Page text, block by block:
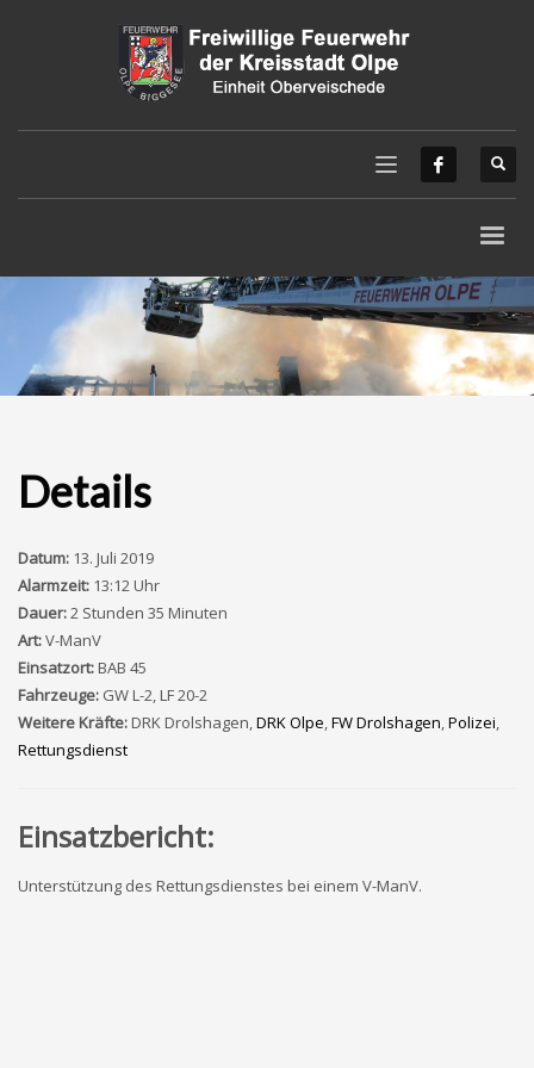
Details
Datum: 13. Juli 2019
Alarmzeit: 13:12 Uhr
Dauer:2 Stunden 35 Minuten
Art:V-ManV
Einsatzort:BAB 45
Fahrzeuge: GW L-2, LF 20-2
Weitere Kräfte:DRK Drolshagen,DRK Olpe,FW Drolshagen,Polizei,
Rettungsdienst
Einsatzbericht:
Unterstützung des Rettungsdienstes bei einem V-ManV.